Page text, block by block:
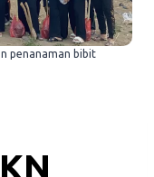
penanaman bibit